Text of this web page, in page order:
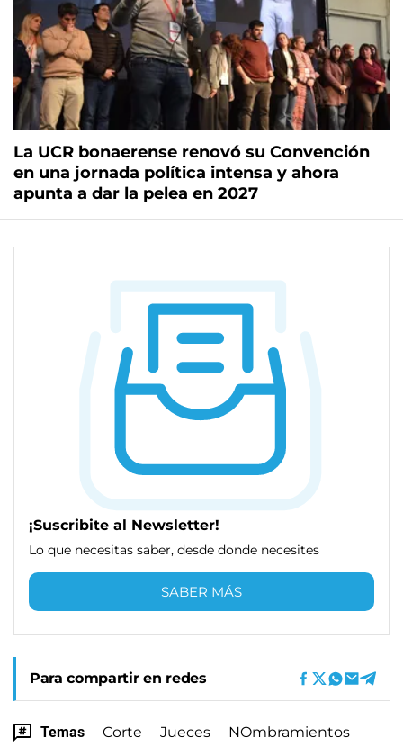
La UCR bonaerense renovó su Convención
en una jornada política intensa y ahora
apunta a dar la pelea en 2027
¡Suscribite al Newsletter!
Lo que necesitas saber, desde donde necesites
SABER MÁS
Para compartir en redes
Temas Corte Jueces NOmbramientos